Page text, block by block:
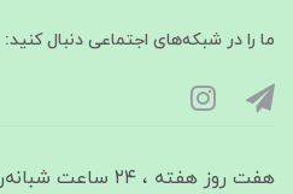
ما را در شبکه‌های اجتماعی دنبال کنید:
هفت روز هفته ، ۲۴